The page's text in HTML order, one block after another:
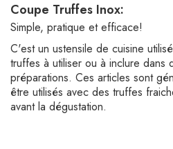
Coupe Truffes Inox:
Simple, pratique et efficace!
C'est un ustensile de cuisine
truffes à utiliser ou à inclure dans
préparations. Ces articles sont
être utilisés avec des truffes
avant la dégustation.